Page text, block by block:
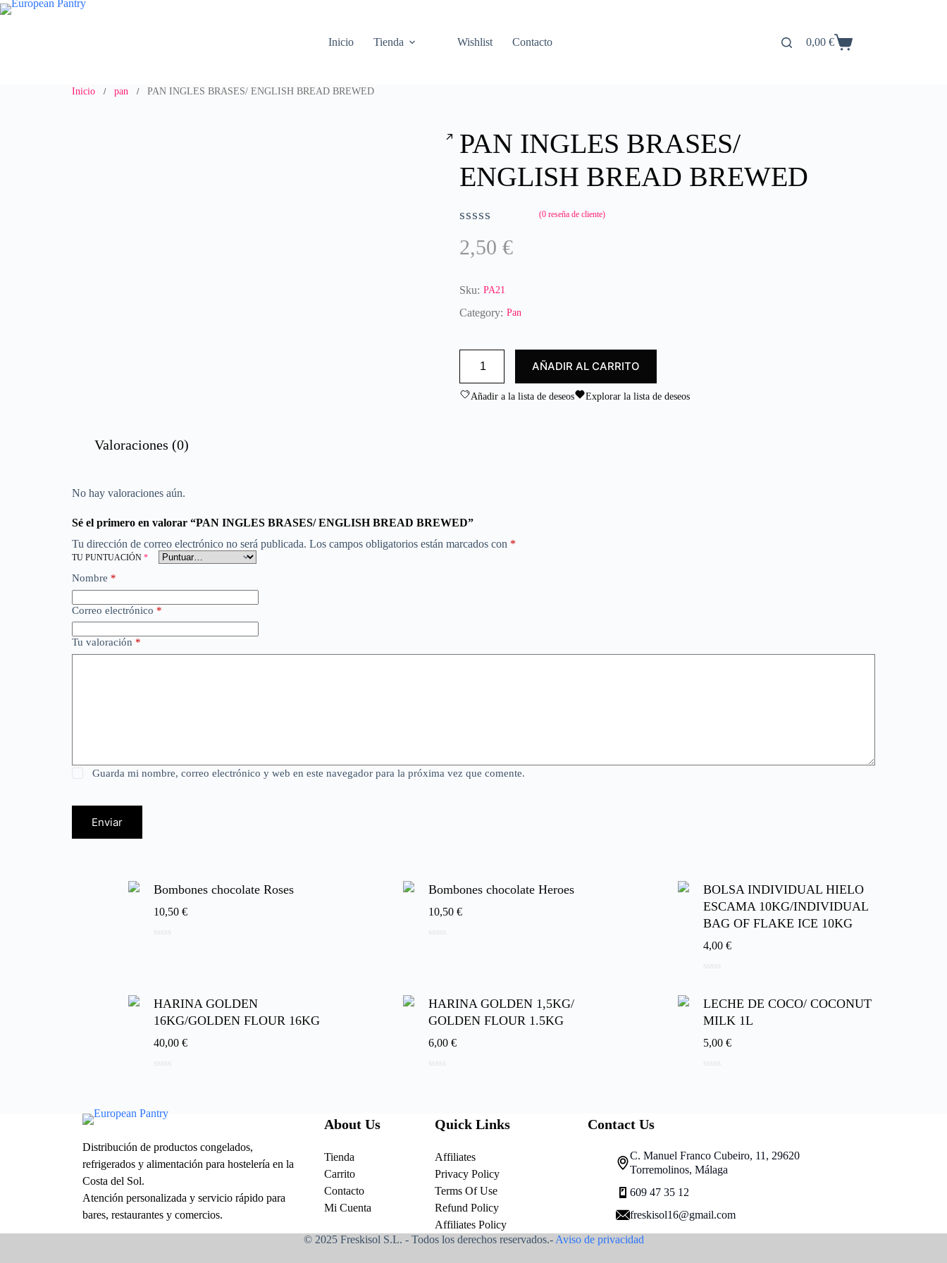
Saltar
al
Inicio
Tienda Wishlist Contacto
Carro
0,00 €
Inicio / pan / PAN INGLES BRASES/ ENGLISH BREAD BREWED
PAN INGLES BRASES/
ENGLISH BREAD BREWED
a
r
a
d
c
0
(0 reseña de cliente)
2,50 €
Sku: PA21
Category: Pan
INGLES
ENGLISH
BREAD
AÑADIR AL CARRITO
Añadir a la lista de deseos Explorar la lista de deseos
Valoraciones (0)
No hay valoraciones aún.
Sé el primero en valorar “PAN INGLES BRASES/ ENGLISH BREAD BREWED”
Tu dirección de correo electrónico no será publicada. Los campos obligatorios están marcados con *
TU PUNTUACIÓN *
Nombre *
Correo electrónico *
Tu valoración *
Guarda mi nombre, correo electrónico y web en este navegador para la próxima vez que comente.
Enviar
Bombones chocolate Roses
10,50 €
Bombones chocolate Heroes
10,50 €
BOLSA INDIVIDUAL HIELO
ESCAMA 10KG/INDIVIDUAL
BAG OF FLAKE ICE 10KG
4,00 €
e
HARINA GOLDEN
16KG/GOLDEN FLOUR 16KG
40,00 €
5
HARINA GOLDEN 1,5KG/
GOLDEN FLOUR 1.5KG
6,00 €
LECHE DE COCO/ COCONUT
MILK 1L
5,00 €
Distribución de productos congelados,
refrigerados y alimentación para hostelería en la
Costa del Sol.
Atención personalizada y servicio rápido para
bares, restaurantes y comercios.
About Us
Tienda
Carrito
Contacto
Mi Cuenta
Quick Links
Affiliates
Privacy Policy
Terms Of Use
Refund Policy
Affiliates Policy
Contact Us
C. Manuel Franco Cubeiro, 11, 29620
Torremolinos, Málaga
609 47 35 12
freskisol16@gmail.com
© 2025 Freskisol S.L. - Todos los derechos reservados.- Aviso de privacidad